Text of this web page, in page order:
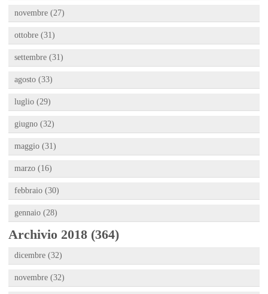
novembre (27)
ottobre (31)
settembre (31)
agosto (33)
luglio (29)
giugno (32)
maggio (31)
marzo (16)
febbraio (30)
gennaio (28)
Archivio 2018 (364)
dicembre (32)
novembre (32)